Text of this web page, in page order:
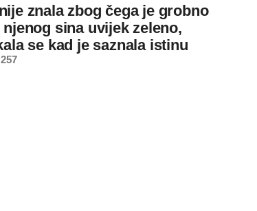
znala zbog čega je grobno
sina uvijek zeleno,
se kad je saznala istinu